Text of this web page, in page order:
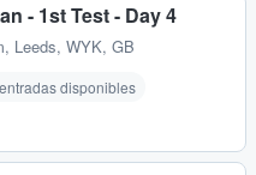
- 1st Test - Day 4
, Leeds, WYK, GB
disponibles